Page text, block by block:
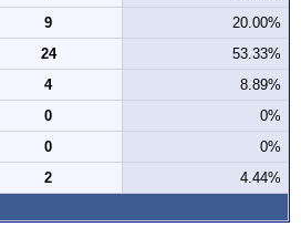
9
20.00%
24
53.33%
4
8.89%
0
0%
0
0%
2 4.44%